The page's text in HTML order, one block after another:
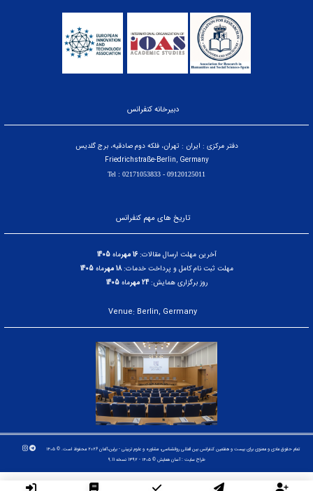
دبیرخانه کنفرانس
دفتر مرکزی : ایران : تهران، فلکه دوم صادقیه، برج گلدیس
Friedrichstraße-Berlin, Germany
09120125011 - Tel : 02171053833
تاریخ های مهم کنفرانس
آخرین مهلت ارسال مقالات:16 مهر ماه1405
مهلت ثبت نام کامل و پرداخت خدمات:18 مهر ماه1405
روز برگزاری همایش:24 مهر ماه1405
Venue: Berlin, Germany
تمام حقوق مادی و معنوی برای بیست و هفتمین کنفرانس بین المللی روانشناسی، مشاوره و علوم تربیتی - برلین،آلمان 2026 محفوظ است. © ۱۴۰۵
طراح سایت :آسان همایش © ۱۴۰۵ - 1392 نسخه 9.11